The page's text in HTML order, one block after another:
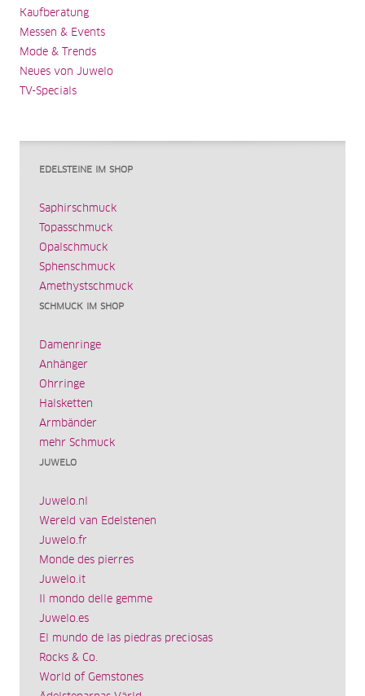
Kaufberatung
Messen & Events
Mode & Trends
Neues von Juwelo
TV-Specials
EDELSTEINE IM SHOP
Saphirschmuck
Topasschmuck
Opalschmuck
Sphenschmuck
Amethystschmuck
SCHMUCK IM SHOP
Damenringe
Anhänger
Ohrringe
Halsketten
Armbänder
mehr Schmuck
JUWELO
Juwelo.nl
Wereld van Edelstenen
Juwelo.fr
Monde des pierres
Juwelo.it
Il mondo delle gemme
Juwelo.es
El mundo de las piedras preciosas
Rocks & Co.
World of Gemstones